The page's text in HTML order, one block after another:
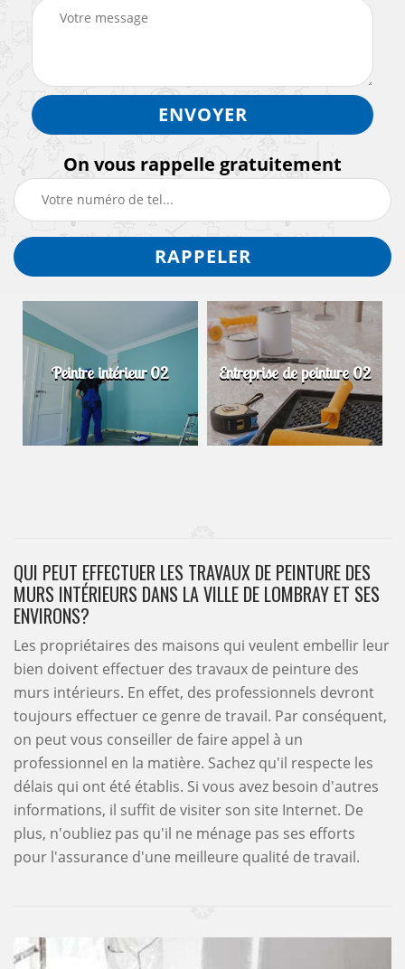
On vous rappelle gratuitement
Peintre intérieur 02 Entreprise de peinture 02
QUI PEUT EFFECTUER LES TRAVAUX DE PEINTURE DES
MURS INTÉRIEURS DANS LA VILLE DE LOMBRAY ET SES
ENVIRONS?
Les propriétaires des maisons qui veulent embellir leur
bien doivent effectuer des travaux de peinture des
murs intérieurs. En effet, des professionnels devront
toujours effectuer ce genre de travail. Par conséquent,
on peut vous conseiller de faire appel à un
professionnel en la matière. Sachez qu'il respecte les
délais qui ont été établis. Si vous avez besoin d'autres
informations, il suffit de visiter son site Internet. De
plus, n'oubliez pas qu'il ne ménage pas ses efforts
pour l'assurance d'une meilleure qualité de travail.